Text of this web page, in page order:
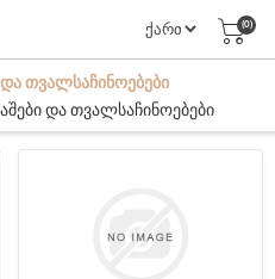
(0)
ᲓᲐ ᲗᲕᲐᲚᲡᲐᲩᲘᲜᲝᲔᲑᲔᲑᲘ
და თვალსაჩინოებები